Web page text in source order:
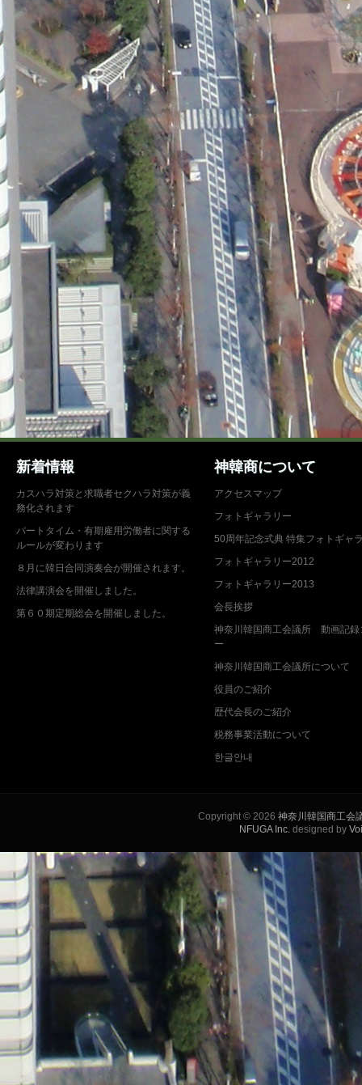
新着情報
カスハラ対策と求職者セクハラ対策が義
務化されます
パートタイム・有期雇用労働者に関する
ルールが変わります
８月に韓日合同演奏会が開催されます。
法律講演会を開催しました。
第６０期定期総会を開催しました。
神韓商について
アクセスマップ
フォトギャラリー
50周年記念式典 特集フォトギャ
フォトギャラリー2012
フォトギャラリー2013
会長挨拶
神奈川韓国商工会議所 動画記録
ー
神奈川韓国商工会議所について
役員のご紹介
歴代会長のご紹介
税務事業活動について
한글안내
Copyright © 2026 神奈川韓国商工会
NFUGA Inc. designed by